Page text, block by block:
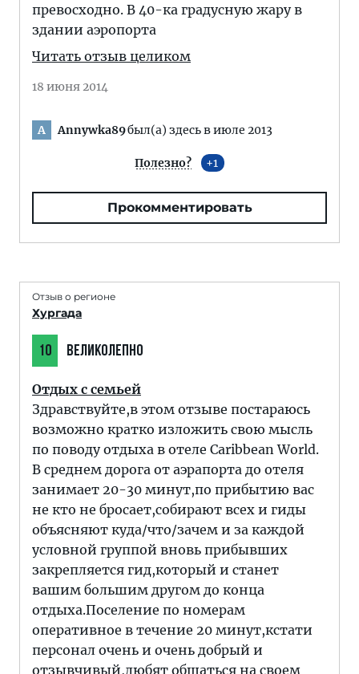
превосходно. В 40-ка градусную жару в
здании аэропорта
Читать отзыв целиком
18 июня 2014
A Annywka89был(а) здесь в июле 2013
Полезно? 1
Прокомментировать
Отзыв о регионе
Хургада
10 ВЕЛИКОЛЕПНО
Отдых с семьей
Здравствуйте,в этом отзыве постараюсь
возможно кратко изложить свою мысль
по поводу отдыха в отеле Caribbean World.
В среднем дорога от аэрапорта до отеля
занимает 20-30 минут,по прибытию вас
не кто не бросает,собирают всех и гиды
объясняют куда/что/зачем и за каждой
условной группой вновь прибывших
закрепляется гид,который и станет
вашим большим другом до конца
отдыха.Поселение по номерам
оперативное в течение 20 минут,кстати
персонал очень и очень добрый и
отзывчивый,любят общаться на своем